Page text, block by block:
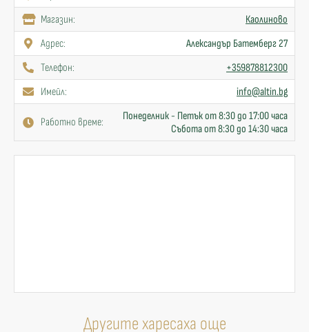
Mагазин:
Каолиново
Адрес:
Александър Батемберг 27
Телефон:
+359878812300
Имейл:
info@altin.bg
Работно време:
Понеделник - Петък от 8:30 до 17:00 часа
Събота от 8:30 до 14:30 часа
Другите харесаха още